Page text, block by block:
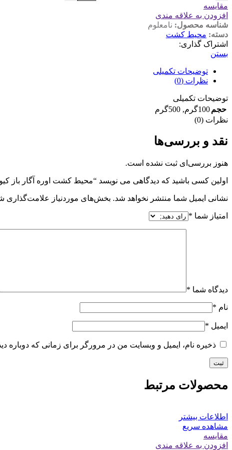
مقایسه
افزودن به علاقه مندی
شناسه محصول: نامعلوم
دسته: محیط کشت
اشتراک گذاری:
بستن
توضیحات تکمیلی
نظرات (0)
توضیحات تکمیلی
حجم100گرم , 500گرم
نظرات (0)
نقد و بررسی‌ها
هنوز بررسی‌ای ثبت نشده است.
اولین کسی باشید که دیدگاهی می نویسد “محیط کشت اوره آگار باز
نشانی ایمیل شما منتشر نخواهد شد. بخش‌های موردنیاز علامت‌گذاری
امتیاز شما *
دیدگاه شما *
نام *
ایمیل *
ذخیره نام، ایمیل و وبسایت من در مرورگر برای زمانی که دوباره
محصولات مرتبط
اطلاعات بیشتر
مشاهده سریع
مقایسه
افزودن به علاقه مندی